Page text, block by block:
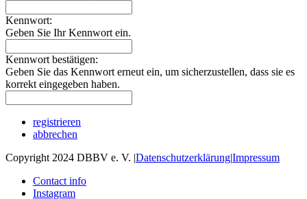
Kennwort:
Geben Sie Ihr Kennwort ein.
Kennwort bestätigen:
Geben Sie das Kennwort erneut ein, um sicherzustellen, dass sie es
korrekt eingegeben haben.
registrieren
abbrechen
Copyright 2024 DBBV e. V. |Datenschutzerklärung|Impressum
Contact info
Instagram